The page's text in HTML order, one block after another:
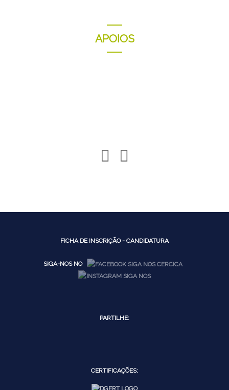
APOIOS
FICHA DE INSCRIÇÃO - CANDIDATURA
SIGA-NOS NO
PARTILHE:
CERTIFICAÇÕES: